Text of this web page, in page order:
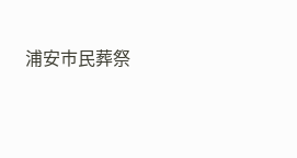
浦安市民葬祭